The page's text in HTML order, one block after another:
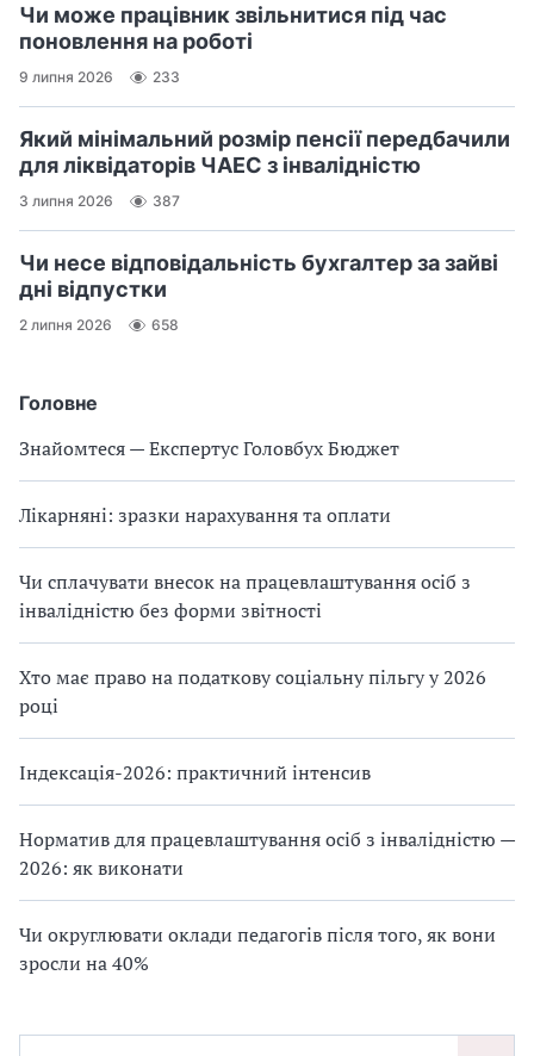
Головне
Знайомтеся — Експертус Головбух Бюджет
Лікарняні: зразки нарахування та оплати
Чи сплачувати внесок на працевлаштування осіб з
інвалідністю без форми звітності
Хто має право на податкову соціальну пільгу у 2026
році
Індексація-2026: практичний інтенсив
Норматив для працевлаштування осіб з інвалідністю —
2026: як виконати
Чи округлювати оклади педагогів після того, як вони
зросли на 40%
Чи може працівник звільнитися під час
поновлення на роботі
9 липня 2026 233
Який мінімальний розмір пенсії передбачили
для ліквідаторів ЧАЕС з інвалідністю
3 липня 2026 387
Чи несе відповідальність бухгалтер за зайві
дні відпустки
2 липня 2026 658